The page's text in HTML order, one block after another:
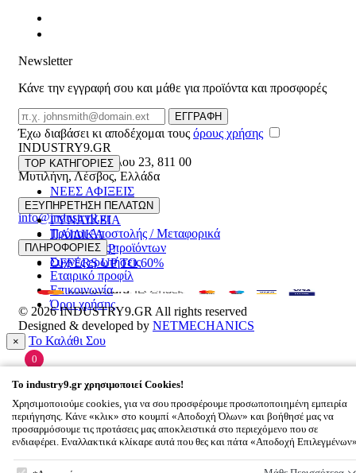
Newsletter
Κάνε την εγγραφή σου και μάθε για προϊόντα και προσφορές
Email
ΕΓΓΡΑΦΗ
Έχω διαβάσει κι αποδέχομαι τους όρους χρήσης
INDUSTRY9.GR
Ελευθέριου Βενιζέλου 23, 811 00
Μυτιλήνη,Λέσβος,Ελλάδα
22510 55629
info@industry9.gr
TOP ΚΑΤΗΓΟΡΙΕΣ
ΝΕΕΣ ΑΦΙΞΕΙΣ
ΑΝΔΡΙΚΑ
ΓΥΝΑΙΚΕΙΑ
ΠΑΙΔΙΚΑ
ΑΞΕΣΟΥΑΡ
OFFERS UP TO 60%
ΕΞΥΠΗΡΕΤΗΣΗ ΠΕΛΑΤΩΝ
Τρόποι Αποστολής / Μεταφορικά
Επιστροφές προϊόντων
Συχνές ερωτήσεις
ΠΛΗΡΟΦΟΡΙΕΣ
Εταιρικό προφίλ
Επικοινωνία
Όροι χρήσης
© 2026INDUSTRY9.GR All rights reserved
Designed & developed by NETMECHANICS
× Το Καλάθι Σου
0
To industry9.gr χρησιμοποιεί Cookies!
Χρησιμοποιούμε cookies, για να σου προσφέρουμε προσωποποιημένη εμπειρία
περιήγησης. Κάνε «κλικ» στο κουμπί «Αποδοχή Όλων» και βοήθησέ μας να
προσαρμόσουμε τις προτάσεις μας αποκλειστικά στο περιεχόμενο που σε
ενδιαφέρει. Εναλλακτικά κλίκαρε αυτά που θες και πάτα «Αποδοχή
To